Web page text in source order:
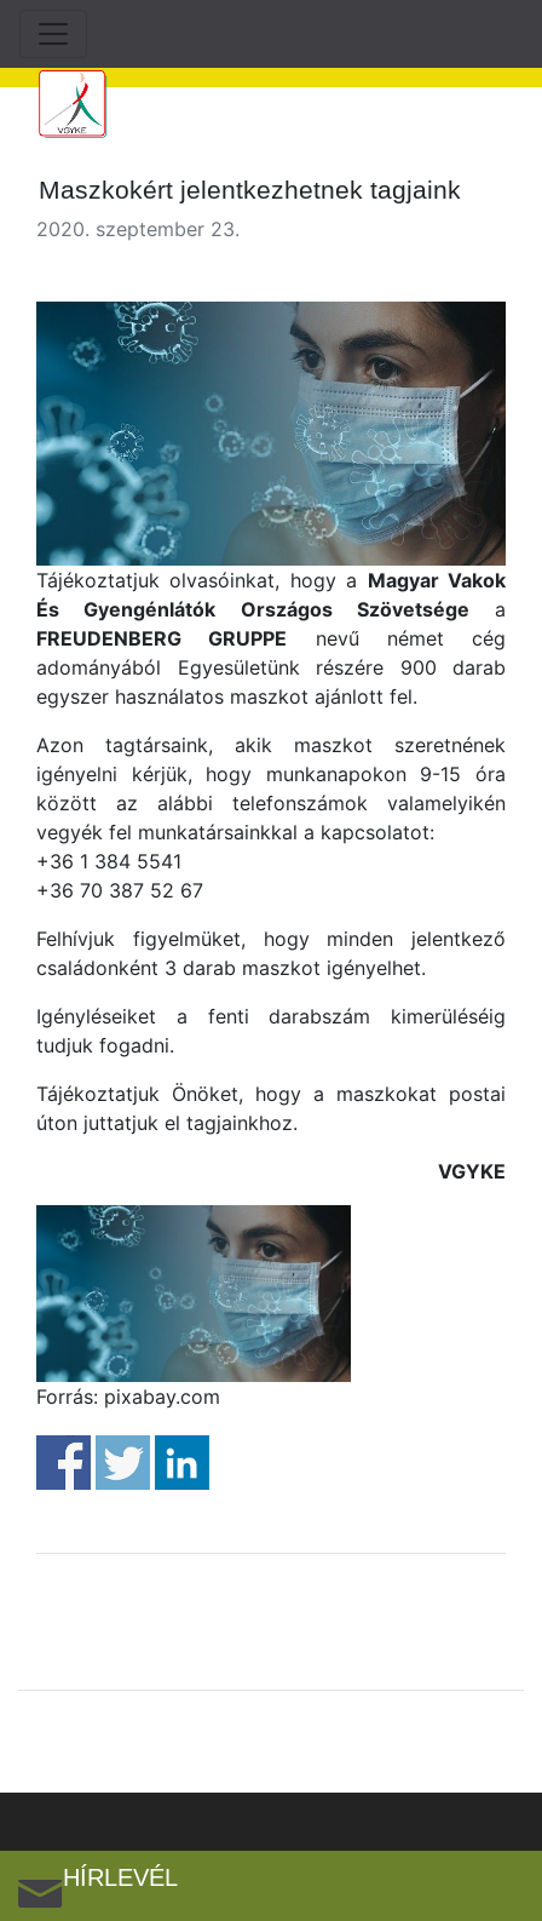
Maszkokért jelentkezhetnek tagjaink
2020. szeptember 23.
Tájékoztatjuk olvasóinkat, hogy a Magyar Vakok
És Gyengénlátók Országos Szövetsége a
FREUDENBERG GRUPPE nevű német cég
adományából Egyesületünk részére 900 darab
egyszer használatos maszkot ajánlott fel.
Azon tagtársaink, akik maszkot szeretnének
igényelni kérjük, hogy munkanapokon 9-15 óra
között az alábbi telefonszámok valamelyikén
vegyék fel munkatársainkkal a kapcsolatot:
+36 1 384 5541
+36 70 387 52 67
Felhívjuk figyelmüket, hogy minden jelentkező
családonként 3 darab maszkot igényelhet.
Igényléseiket a fenti darabszám kimerüléséig
tudjuk fogadni.
Tájékoztatjuk Önöket, hogy a maszkokat postai
úton juttatjuk el tagjainkhoz.
VGYKE
Forrás: pixabay.com
HÍRLEVÉL